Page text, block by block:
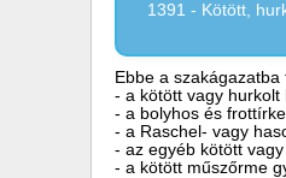
1391 - Kötött,
Ebbe a szakágazatba
- a kötött vagy hurkolt
- a bolyhos és
- a Raschel- vagy
- az egyéb kötött
- a kötött műszőrme